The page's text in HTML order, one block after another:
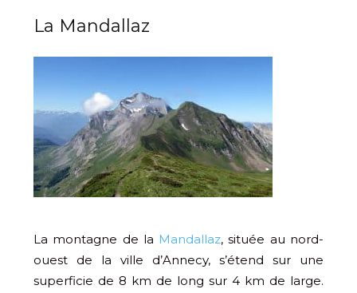
La Mandallaz
La montagne de la Mandallaz, située au nord-
ouest de la ville d’Annecy, s’étend sur une
superficie de 8 km de long sur 4 km de large.